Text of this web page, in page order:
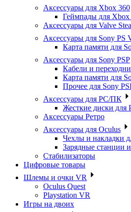
Аксессуары для Xbox 360
Геймпады для Xbox
Аксессуары для Valve
Аксессуары для Sony PS
Карта памяти для
Аксессуары для Sony PSP
Кабели и
Карта памяти для
Прочее для Sony
Аксессуары для PC/ПК
Жесткие диски для
Аксессуары Ретро
Аксессуары для Oculus
Чехлы и накладки
Зарядные станции
Стабилизаторы
Цифровые товары
Шлемы и очки VR
Oculus Quest
Playstation VR
Игры на двоих